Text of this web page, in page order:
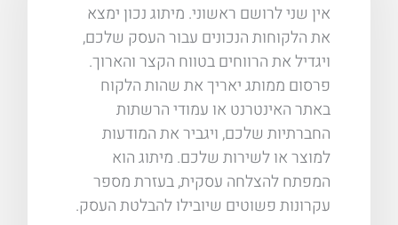
אין שני לרושם ראשוני. מיתוג נכון ימצא
את הלקוחות הנכונים עבור העסק שלכם,
ויגדיל את הרווחים בטווח הקצר והארוך.
פרסום ממותג יאריך את שהות הלקוח
באתר האינטרנט או עמודי הרשתות
החברתיות שלכם, ויגביר את המודעות
למוצר או לשירות שלכם. מיתוג הוא
המפתח להצלחה עסקית, בעזרת מספר
עקרונות פשוטים שיובילו להבלטת העסק.